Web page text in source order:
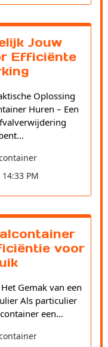
Jouw
Efficiënte
Oplossing
Huren – Een
PM
voor
Gemak van een
Als particulier
een…